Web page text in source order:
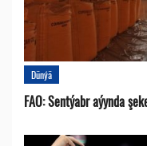
Dünýä
FAO: Sentýabr aýynda